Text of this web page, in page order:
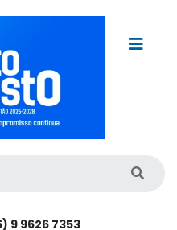
9 9626 7353